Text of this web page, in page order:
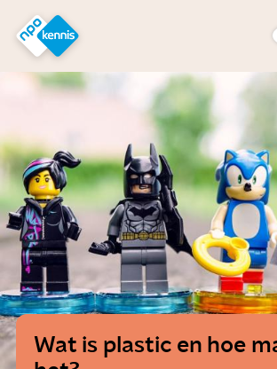
Hét kennisplatform
Wat is plastic en hoe